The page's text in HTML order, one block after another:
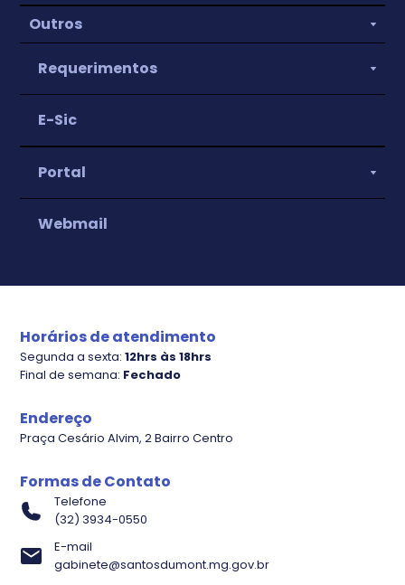
Outros
Requerimentos
E-Sic
Portal
Webmail
Horários de atendimento
Segunda a sexta:12hrs às 18hrs
Final de semana: Fechado
Endereço
Praça Cesário Alvim, 2 Bairro Centro
Formas de Contato
Telefone
(32) 3934-0550
E-mail
gabinete@santosdumont.mg.gov.br